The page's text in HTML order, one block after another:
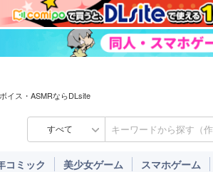
イス・ASMRならDLsite
すべて
コミック 美少女ゲーム スマホゲーム